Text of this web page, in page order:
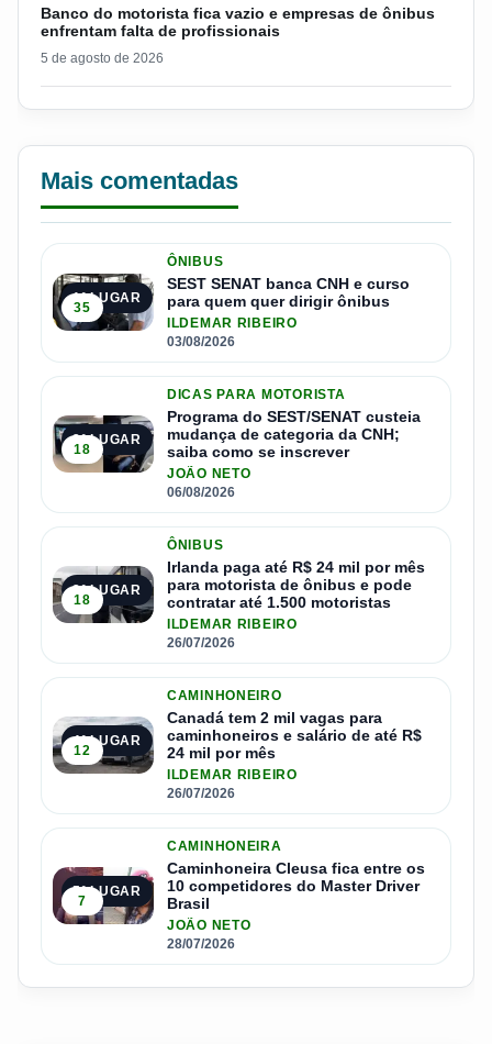
Banco do motorista fica vazio e empresas de ônibus
enfrentam falta de profissionais
5 de agosto de 2026
Mais comentadas
1º LUGAR
35
ÔNIBUS
SEST SENAT banca CNH e curso
para quem quer dirigir ônibus
ILDEMAR RIBEIRO
03/08/2026
2º LUGAR
18
DICAS PARA MOTORISTA
Programa do SEST/SENAT custeia
mudança de categoria da CNH;
saiba como se inscrever
JOÃO NETO
06/08/2026
3º LUGAR
18
ÔNIBUS
Irlanda paga até R$ 24 mil por mês
para motorista de ônibus e pode
contratar até 1.500 motoristas
ILDEMAR RIBEIRO
26/07/2026
4º LUGAR
12
CAMINHONEIRO
Canadá tem 2 mil vagas para
caminhoneiros e salário de até R$
24 mil por mês
ILDEMAR RIBEIRO
26/07/2026
5º LUGAR
7
CAMINHONEIRA
Caminhoneira Cleusa fica entre os
10 competidores do Master Driver
Brasil
JOÃO NETO
28/07/2026